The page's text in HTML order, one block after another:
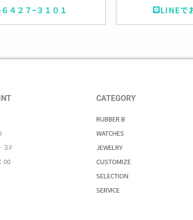
４２７ｰ３１０１ LINEで
３F
00
CATEGORY
RUBBER B
WATCHES
JEWELRY
CUSTOMIZE
SELECTION
SERVICE